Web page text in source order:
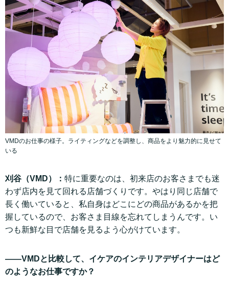
VMDのお仕事の様子。ライティングなどを調整し、商品をより魅力的に見せて
いる
刈谷（VMD）： 特に重要なのは、初来店のお客さまでも迷
わず店内を見て回れる店舗づくりです。やはり同じ店舗で
長く働いていると、私自身はどこにどの商品があるかを把
握しているので、お客さま目線を忘れてしまうんです。い
つも新鮮な目で店舗を見るよう心がけています。
——VMDと比較して、イケアのインテリアデザイナーはど
のようなお仕事ですか？